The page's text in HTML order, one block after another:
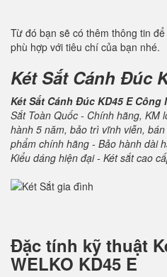
Từ đó bạn sẽ có thêm thông tin
phù hợp với tiêu chí của bạn nhé.
Két Sắt Cánh Đúc
Két Sắt Cánh Đúc KD45 E
Sắt Toàn Quốc - Chính hãng, KM
hành 5 năm, bảo trì vĩnh viễn,
phẩm chính hãng - Bảo hành dài
Kiểu dáng hiện đại - Két sắt cao
Đặc tính kỹ thuật
WELKO KD45 E